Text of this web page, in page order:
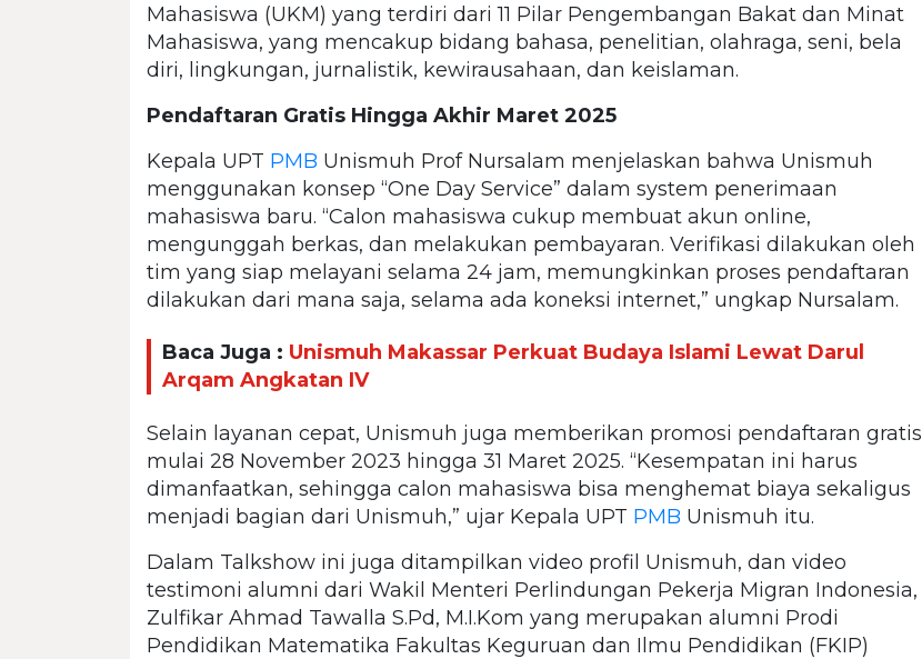
Mahasiswa (UKM) yang terdiri dari 11 Pilar Pengembangan Bakat dan Minat
Mahasiswa, yang mencakup bidang bahasa, penelitian, olahraga, seni, bela
diri, lingkungan, jurnalistik, kewirausahaan, dan keislaman.
Pendaftaran Gratis Hingga Akhir Maret 2025
Kepala UPT PMB Unismuh Prof Nursalam menjelaskan bahwa Unismuh
menggunakan konsep “One Day Service” dalam system penerimaan
mahasiswa baru. “Calon mahasiswa cukup membuat akun online,
mengunggah berkas, dan melakukan pembayaran. Verifikasi dilakukan oleh
tim yang siap melayani selama 24 jam, memungkinkan proses pendaftaran
dilakukan dari mana saja, selama ada koneksi internet,” ungkap Nursalam.
Baca Juga : Unismuh Makassar Perkuat Budaya Islami Lewat Darul
Arqam Angkatan IV
Selain layanan cepat, Unismuh juga memberikan promosi pendaftaran gratis
mulai 28 November 2023 hingga 31 Maret 2025. “Kesempatan ini harus
dimanfaatkan, sehingga calon mahasiswa bisa menghemat biaya sekaligus
menjadi bagian dari Unismuh,” ujar Kepala UPT PMB Unismuh itu.
Dalam Talkshow ini juga ditampilkan video profil Unismuh, dan video
testimoni alumni dari Wakil Menteri Perlindungan Pekerja Migran Indonesia,
Zulfikar Ahmad Tawalla S.Pd, M.I.Kom yang merupakan alumni Prodi
Pendidikan Matematika Fakultas Keguruan dan Ilmu Pendidikan (FKIP)